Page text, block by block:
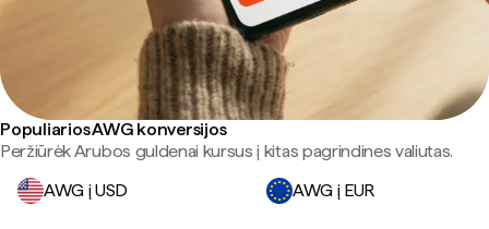
Populiarios AWG konversijos
Peržiūrėk Arubos guldenai kursus į kitas pagrindines valiutas.
AWG į USD
AWG į EUR